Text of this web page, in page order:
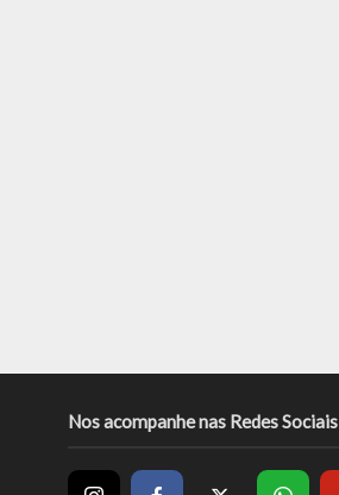
Nos acompanhe nas Redes Sociais